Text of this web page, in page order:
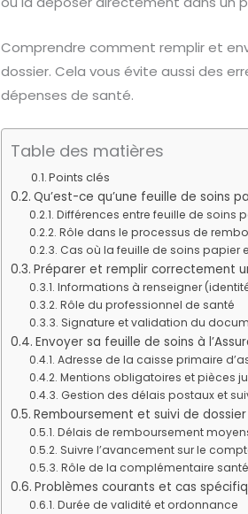
Comprendre comment remplir et
dossier. Cela vous évite aussi des
dépenses de santé.
Table des matières
Points clés
Qu’est-ce qu’une feuille de soins
Différences entre feuille de soins
Rôle dans le processus de
Cas où la feuille de soins papier
Préparer et remplir correctement
Informations à renseigner
Rôle du professionnel de santé
Signature et validation du
Envoyer sa feuille de soins à
Adresse de la caisse primaire
Mentions obligatoires et pièces
Gestion des délais postaux et
Remboursement et suivi de dossier
Délais de remboursement
Suivre l’avancement sur le
Rôle de la complémentaire
Problèmes courants et cas
Durée de validité et ordonnance